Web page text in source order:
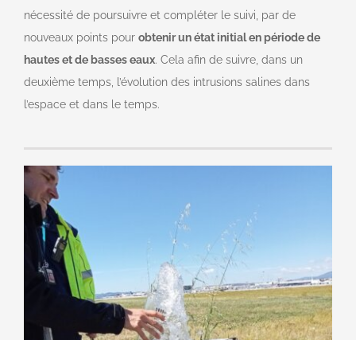
nécessité de poursuivre et compléter le suivi, par de
nouveaux points pour obtenir un état initial en période de
hautes et de basses eaux. Cela afin de suivre, dans un
deuxième temps, l’évolution des intrusions salines dans
l’espace et dans le temps.